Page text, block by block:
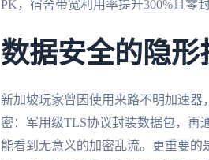
PK，宿舍带宽利用率提升300%且零封
数据安全的隐形
新加坡玩家曾因使用来路不明加速
密：军用级TLS协议封装数据包，再
能看到无意义的加密乱流。更重要